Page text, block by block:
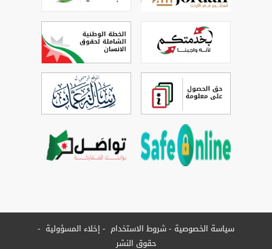
سياسة الخصوصية شروط الاستخدام
إخلاء المسؤولية
حقوق النشر